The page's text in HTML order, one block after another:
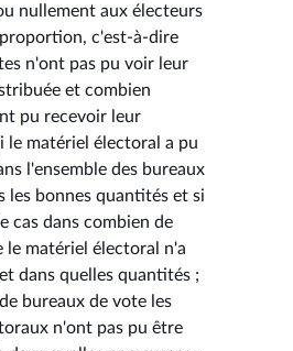
nullement aux électeurs
c'est-à-dire
n'ont pas pu voir leur
et combien
pu recevoir leur
le matériel électoral a pu
l'ensemble des bureaux
les bonnes quantités et si
cas dans combien de
le matériel électoral n'a
dans quelles quantités ;
bureaux de vote les
n'ont pas pu être